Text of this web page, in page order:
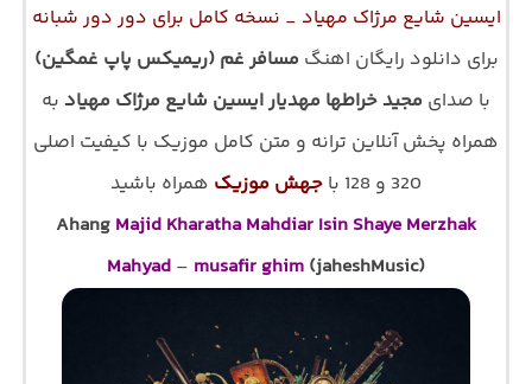
ایسین شایع مرژاک مهیاد _ نسخه کامل برای دور دور شبانه
برای دانلود رایگان اهنگمسافر غم (ریمیکس پاپ غمگین)
با صدای مجید خراطها مهدیار ایسین شایع مرژاک مهیاد به
همراه پخش آنلاین ترانه و متن کامل موزیک با کیفیت اصلی
320 و 128 با
جهش موزیک همراه باشید
Ahang Majid Kharatha Mahdiar Isin Shaye Merzhak
Mahyad – musafir ghim (jaheshMusic)